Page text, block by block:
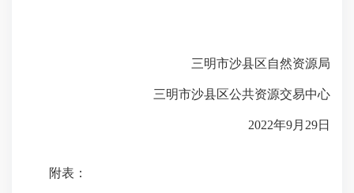
三明市沙县区自然资源局
三明市沙县区公共资源交易中心
2022年9月29日
附表：